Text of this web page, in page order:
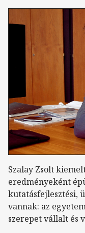
Szalay Zsolt
eredményeként
kutatásfejlesztési,
vannak: az
szerepet vállalt és